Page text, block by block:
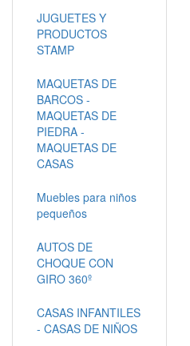
JUGUETES Y
PRODUCTOS
STAMP
MAQUETAS DE
BARCOS -
MAQUETAS DE
PIEDRA -
MAQUETAS DE
CASAS
Muebles para niños
pequeños
AUTOS DE
CHOQUE CON
GIRO 360º
CASAS INFANTILES
- CASAS DE NIÑOS